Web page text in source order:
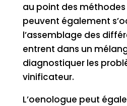
au point des
peuvent également
l’assemblage des
entrent dans un
diagnostiquer les
vinificateur.
L’oenologue peut